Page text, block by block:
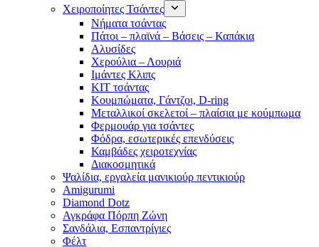
Χειροποίητες Τσάντες
Νήματα τσάντας
Πάτοι – πλαϊνά – Βάσεις – Καπάκια
Αλυσίδες
Χερούλια – Λουριά
Ιμάντες Κλιπς
ΚΙΤ τσάντας
Κουμπώματα, Γάντζοι, D-ring
Μεταλλικοί σκελετοί – πλαίσια με κούμπωμα
Φερμουάρ για τσάντες
Φόδρα, εσωτερικές επενδύσεις
Καμβάδες χειροτεχνίας
Διακοσμητικά
Ψαλίδια, εργαλεία μανικιούρ πεντικιούρ
Amigurumi
Diamond Dotz
Αγκράφα Πόρπη Ζώνη
Σανδάλια, Εσπαντρίγιες
Φέλτ